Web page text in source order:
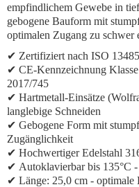
empfindlichem Gewebe in
gebogene Bauform mit
optimalen Zugang zu schwer
✔ Zertifiziert nach ISO
✔ CE-Kennzeichnung
2017/745
✔ Hartmetall-Einsätze
langlebige Schneiden
✔ Gebogene Form mit
Zugänglichkeit
✔ Hochwertiger Edelstahl
✔ Autoklavierbar bis 135°C
✔ Länge: 25,0 cm - optimale